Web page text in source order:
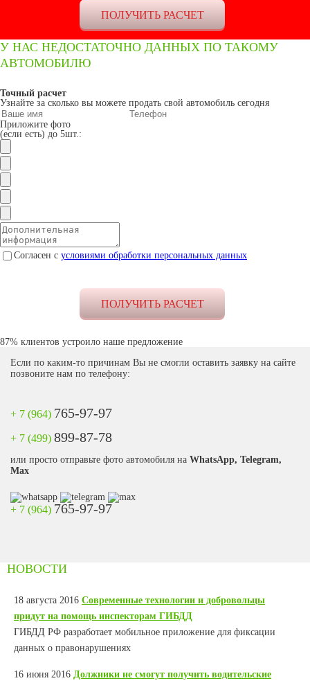
У НАС НЕДОСТАТОЧНО ДАННЫХ ПО ТАКОМУ
АВТОМОБИЛЮ
Точный расчет
Узнайте за сколько вы можете продать свой автомобиль сегодня
Приложите фото
(если есть) до 5шт.:
Согласен с условиями обработки персональных данных
87% клиентов устроило наше предложение
Если по каким-то причинам Вы не смогли оставить заявку на сайте
позвоните нам по телефону:
+ 7 (964) 765-97-97
+ 7 (499) 899-87-78
или просто отправьте фото автомобиля на WhatsApp, Telegram,
Max
+ 7 (964) 765-97-97
НОВОСТИ
18 августа 2016 Современные технологии и добровольцы
придут на помощь инспекторам ГИБДД
ГИБДД РФ разработает мобильное приложение для фиксации
данных о правонарушениях
16 июня 2016 Должники не смогут получить водительские